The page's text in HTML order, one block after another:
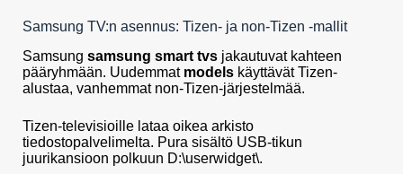
Samsung TV:n asennus: Tizen- ja non-Tizen -mallit
Samsung samsung smart tvs jakautuvat kahteen
pääryhmään. Uudemmat models käyttävät Tizen-
alustaa, vanhemmat non-Tizen-järjestelmää.
Tizen-televisioille lataa oikea arkisto
tiedostopalvelimelta. Pura sisältö USB-tikun
juurikansioon polkuun D:\userwidget\.